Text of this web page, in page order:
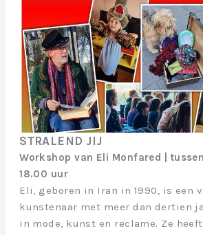
STRALEND JIJ
Workshop van Eli Monfared |
18.00 uur
Eli, geboren in Iran in 1990, is een
kunstenaar met meer dan dertien
in mode, kunst en reclame. Ze